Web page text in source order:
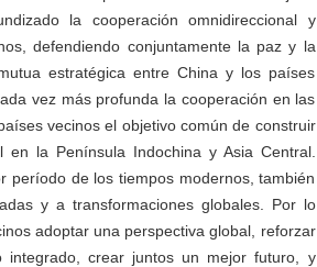
la cooperación omnidireccional y
defendiendo conjuntamente la paz y la
estratégica entre China y los países
vez más profunda la cooperación en las
vecinos el objetivo común de construir
la Península Indochina y Asia Central.
período de los tiempos modernos, también
y a transformaciones globales. Por lo
adoptar una perspectiva global, reforzar
integrado, crear juntos un mejor futuro, y